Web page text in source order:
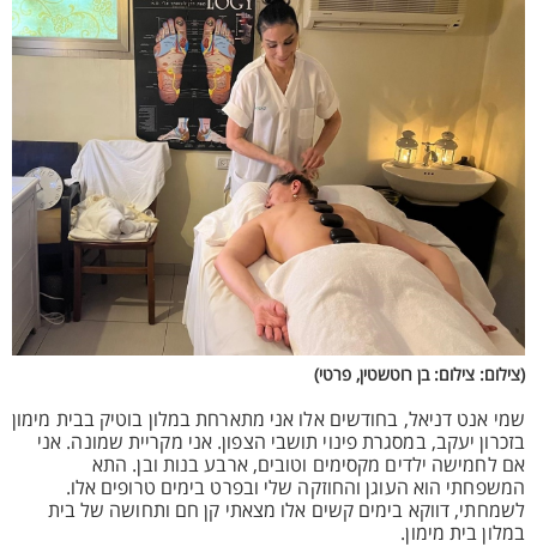
(צילום: צילום: בן רוטשטין, פרטי)
שמי אנט דניאל, בחודשים אלו אני מתארחת במלון בוטיק בבית מימון
בזכרון יעקב, במסגרת פינוי תושבי הצפון. אני מקריית שמונה. אני
אם לחמישה ילדים מקסימים וטובים, ארבע בנות ובן. התא
המשפחתי הוא העוגן והחוזקה שלי ובפרט בימים טרופים אלו.
לשמחתי, דווקא בימים קשים אלו מצאתי קן חם ותחושה של בית
במלון בית מימון.